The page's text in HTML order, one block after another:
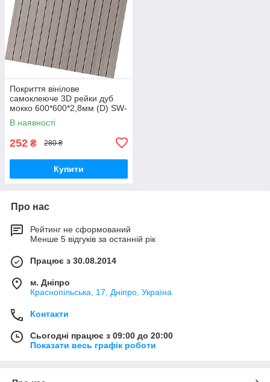
Покриття вінілове
самоклеюче 3D рейки дуб
мокко 600*600*2,8мм (D) SW-
00002201
В наявності
252 ₴ 280 ₴
Купити
Про нас
Рейтинг не сформований
Менше 5 відгуків за останній рік
Працює з 30.08.2014
м. Дніпро
Краснопільська, 17, Дніпро, Україна
Контакти
Сьогодні працює з 09:00 до 20:00
Показати весь графік роботи